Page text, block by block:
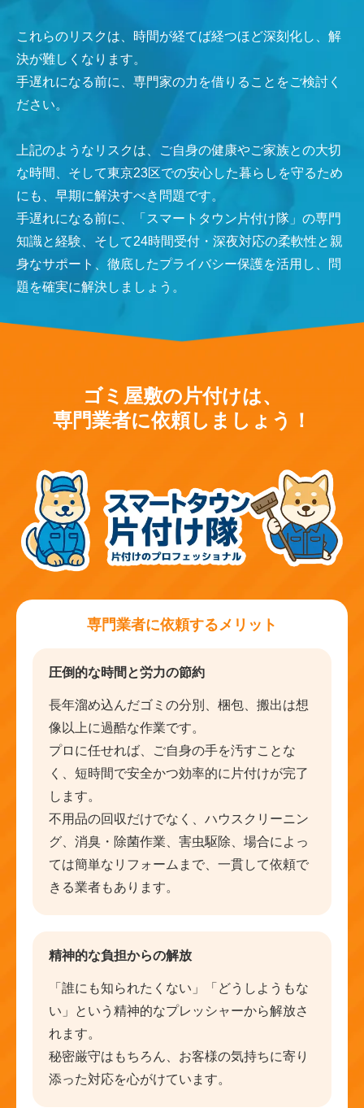
これらのリスクは、時間が経てば経つほど深刻化し、解
決が難しくなります。
手遅れになる前に、専門家の力を借りることをご検討く
ださい。
上記のようなリスクは、ご自身の健康やご家族との大切
な時間、そして東京23区での安心した暮らしを守るため
にも、早期に解決すべき問題です。
手遅れになる前に、「スマートタウン片付け隊」の専門
知識と経験、そして24時間受付・深夜対応の柔軟性と親
身なサポート、徹底したプライバシー保護を活用し、問
題を確実に解決しましょう。
ゴミ屋敷の片付けは、
専門業者に依頼しましょう！
専門業者に依頼するメリット
圧倒的な時間と労力の節約
長年溜め込んだゴミの分別、梱包、搬出は想
像以上に過酷な作業です。
プロに任せれば、ご自身の手を汚すことな
く、短時間で安全かつ効率的に片付けが完了
します。
不用品の回収だけでなく、ハウスクリーニン
グ、消臭・除菌作業、害虫駆除、場合によっ
ては簡単なリフォームまで、一貫して依頼で
きる業者もあります。
精神的な負担からの解放
「誰にも知られたくない」「どうしようもな
い」という精神的なプレッシャーから解放さ
れます。
秘密厳守はもちろん、お客様の気持ちに寄り
添った対応を心がけています。